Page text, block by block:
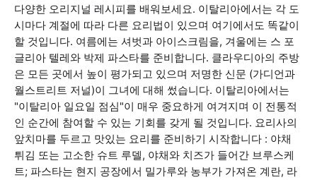
다양한 오리지널 레시피를 배워보세요. 이탈리아에서는 각 도
시마다 계절에 따라 다른 요리법이 있으며 여기에서도 똑같이
할 것입니다. 여름에는 셔벗과 아이스크림을, 겨울에는 스 포
글리아 텔레와 박제 파스타를 준비합니다. 클라우디아의 주방
은 모든 곳에서 높이 평가되고 있으며 저명한 신문 (가디언과
월스트리트 저널)이 그녀에 대해 썼습니다. 이탈리아에서는
"이탈리아 일요일 점심"이 매우 중요하게 여겨지며 이 전통적
인 순간에 참여할 수 있는 기회를 갖게 될 것입니다. 요리사의
앞치마를 두르고 맛있는 요리를 준비하기 시작합니다 : 야채
튀김 또는 고소한 슈트 루델, 야채와 치즈가 들어간 브루스케
트; 파스타는 현지 공장에서 밀가루와 농부가 가져온 계란, 라